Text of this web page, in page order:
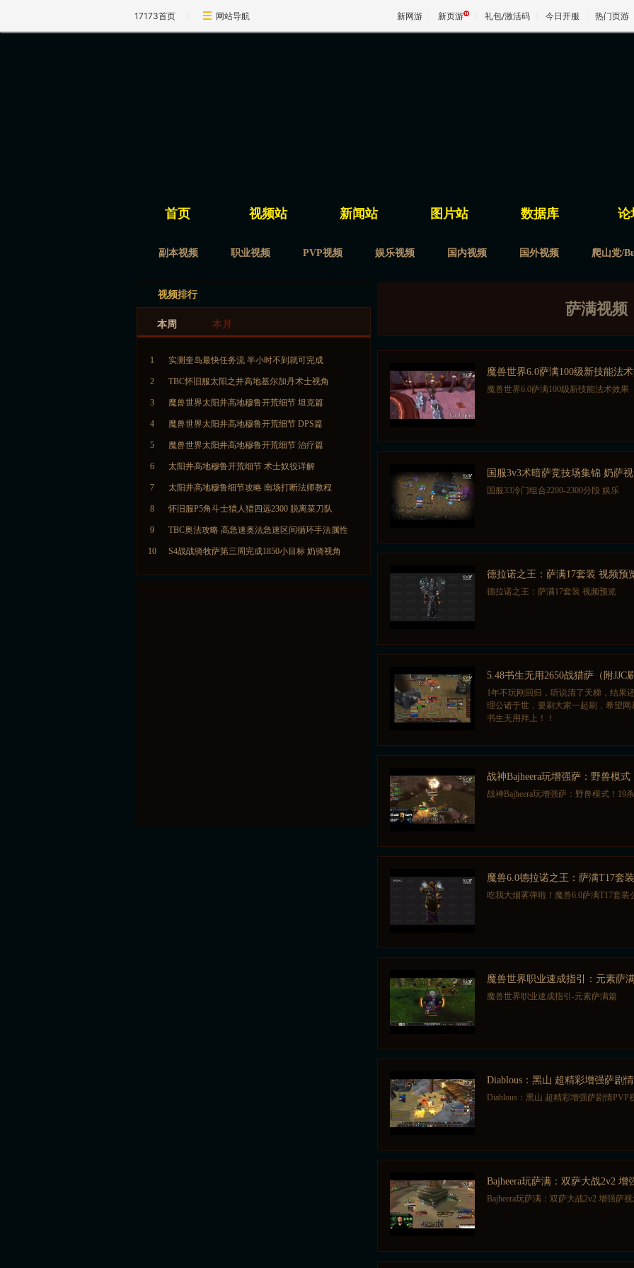
17173首页 网站导航 新网游 新页游 礼包/激活码 今日开服 热门页游
首页 视频站 新闻站 图片站 数据库 论
副本视频 职业视频 PVP视频 娱乐视频 国内视频 国外视频 爬山党/
视频排行
本周 本月
1 实测奎岛最快任务流 半小时不到就可完成
2 TBC怀旧服太阳之井高地基尔加丹术士视角
3 魔兽世界太阳井高地穆鲁开荒细节 坦克篇
4 魔兽世界太阳井高地穆鲁开荒细节 DPS篇
5 魔兽世界太阳井高地穆鲁开荒细节 治疗篇
6 太阳井高地穆鲁开荒细节 术士奴役详解
7 太阳井高地穆鲁细节攻略 南场打断法师教程
8 怀旧服P5角斗士猎人猎四远2300 脱离菜刀队
9 TBC奥法攻略 高急速奥法急速区间循环手法属性
10 S4战战骑牧萨第三周完成1850小目标 奶骑视角
萨满视频
魔兽世界6.0萨满100级新技能法
魔兽世界6.0萨满100级新技能法术效果
国服3v3术暗萨竞技场集锦 奶萨视
国服33冷门组合2200-2300分段 娱乐
德拉诺之王：萨满17套装 视频预
德拉诺之王：萨满17套装 视频预览
5.48书生无用2650战猎萨（附JJC
1年不玩刚回归，听说清了天梯，结果
理公诸于世，要刷大家一起刷，希望
书生无用拜上！！
战神Bajheera玩增强萨：野兽模式
战神Bajheera玩增强萨：野兽模式！19杀
魔兽6.0德拉诺之王：萨满T17套
吃我大烟雾弹啦！魔兽6.0萨满T17套装
魔兽世界职业速成指引：元素萨
魔兽世界职业速成指引-元素萨满篇
Diablous：黑山 超精彩增强萨剧
Diablous：黑山 超精彩增强萨剧情PVP
Bajheera玩萨满：双萨大战2v2 增
Bajheera玩萨满：双萨大战2v2 增强萨视